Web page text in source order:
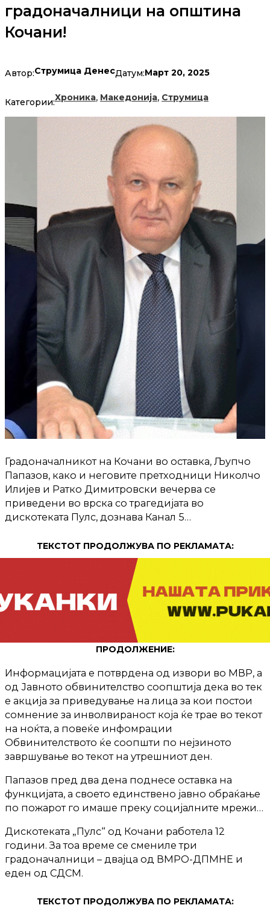
градоначалници на општина
Кочани!
Автор:Струмица ДенесДатум:Март 20, 2025
Категории:Хроника, Македонија, Струмица
Градоначалникот на Кочани во оставка, Љупчо
Папазов, како и неговите претходници Николчо
Илијев и Ратко Димитровски вечерва се
приведени во врска со трагедијата во
дискотеката Пулс, дознава Канал 5…
ТЕКСТОТ ПРОДОЛЖУВА ПО РЕКЛАМАТА:
ПРОДОЛЖЕНИЕ:
Информацијата е потврдена од извори во МВР, а
од Јавното обвинителство соопштија дека во тек
е акција за приведување на лица за кои постои
сомнение за инволвираност која ќе трае во текот
на ноќта, а повеќе инфомрации
Обвинителството ќе соопшти по нејзиното
завршување во текот на утрешниот ден.
Папазов пред два дена поднесе оставка на
функцијата, а своето единствено јавно обраќање
по пожарот го имаше преку социјалните мрежи…
Дискотеката „Пулс“ од Кочани работела 12
години. За тоа време се смениле три
градоначалници – двајца од ВМРО-ДПМНЕ и
еден од СДСМ.
ТЕКСТОТ ПРОДОЛЖУВА ПО РЕКЛАМАТА: